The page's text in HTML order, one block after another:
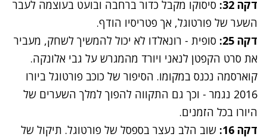
דקה 32:
סיסוקו מקבל כדור ברחבה ובועט בעוצמה לעבר
השער של פורטוגל, אך פטריסיו הודף.
דקה 25:
סופית - רונאלדו לא יכול להמשיך לשחק, מעביר
את סרט הקפטן לנאני ויורד מהמגרש על גבי אלונקה.
קוארסמה נכנס במקומו. הסיפור של כוכב פורטוגל ביורו
2016 נגמר - וכך גם התקווה להפוך למלך השערים של
היורו בכל הזמנים.
דקה 16:
שוב הלב נעצר בספסל של פורטוגל. תיקול של